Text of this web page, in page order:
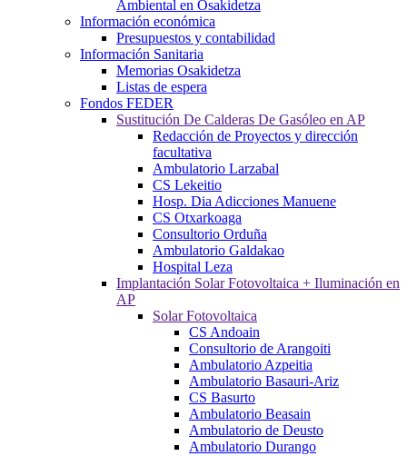
Ambiental en Osakidetza
Información económica
Presupuestos y contabilidad
Información Sanitaria
Memorias Osakidetza
Listas de espera
Fondos FEDER
Sustitución De Calderas De Gasóleo en AP
Redacción de Proyectos y dirección
facultativa
Ambulatorio Larzabal
CS Lekeitio
Hosp. Dia Adicciones Manuene
CS Otxarkoaga
Consultorio Orduña
Ambulatorio Galdakao
Hospital Leza
Implantación Solar Fotovoltaica + Iluminación en
AP
Solar Fotovoltaica
CS Andoain
Consultorio de Arangoiti
Ambulatorio Azpeitia
Ambulatorio Basauri-Ariz
CS Basurto
Ambulatorio Beasain
Ambulatorio de Deusto
Ambulatorio Durango